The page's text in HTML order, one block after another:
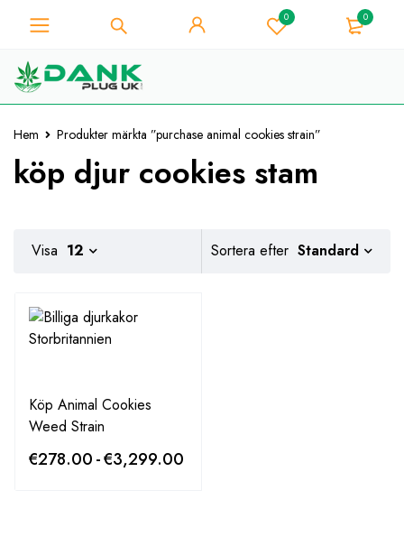
0 0
Hem Produkter märkta ”purchase animal cookies strain”
köp djur cookies stam
Sortera efter Standard
Visa 12
Köp Animal Cookies
Weed Strain
€278.00-€3,299.00
För Weed Lover - Få 10%
omedelbar rabatt på varje
"WELCOME10"